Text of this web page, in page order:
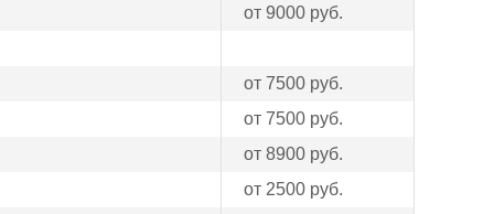
от 9000 руб.
от 7500 руб.
от 7500 руб.
от 8900 руб.
от 2500 руб.